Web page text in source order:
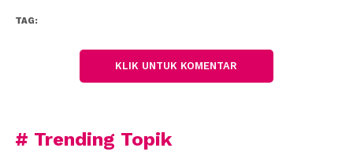
mengadakan pelatihan Master of Ceremony (MC)
sehingga peserta disabilitas mampu bersaing dalam
disabiltas fisik dan sensorik netra.
Pembina Yayasan Lembaga Pemberdayaan Tenaga
TAG:
KLIK UNTUK KOMENTAR
# Trending Topik